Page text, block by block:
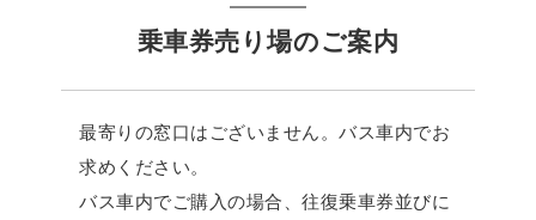
乗車券売り場のご案内
最寄りの窓口はございません。バス車内でお
求めください。
バス車内でご購入の場合、往復乗車券並びに